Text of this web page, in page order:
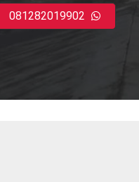
081282019902